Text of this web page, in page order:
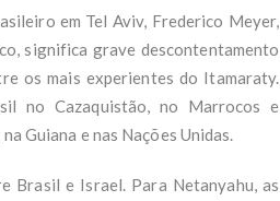
em Tel Aviv, Frederico Meyer,
significa grave descontentamento
os mais experientes do Itamaraty.
no Cazaquistão, no Marrocos e
Guiana e nas Nações Unidas.
Brasil e Israel. Para Netanyahu, as